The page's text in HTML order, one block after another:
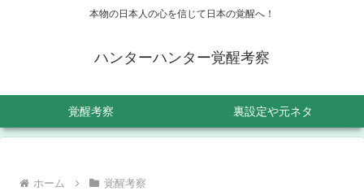
本物の日本人の心を信じて日本の覚醒へ！
ハンターハンター覚醒考察
覚醒考察 裏設定や元ネタ
ホーム 覚醒考察